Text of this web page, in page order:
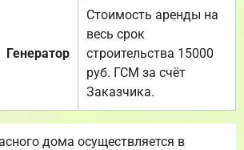
Генератор
Стоимость аренды на
весь срок
строительства 15000
руб. ГСМ за счёт
Заказчика.
дома осуществляется в